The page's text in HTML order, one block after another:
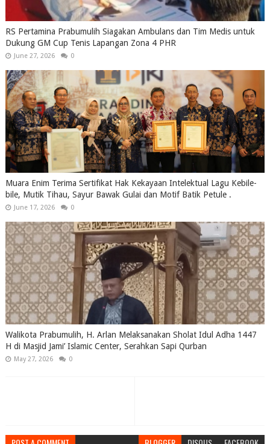
RS Pertamina Prabumulih Siagakan Ambulans dan Tim Medis untuk
Dukung GM Cup Tenis Lapangan Zona 4 PHR
June 27, 2026 0
Muara Enim Terima Sertifikat Hak Kekayaan Intelektual Lagu Kebile-
bile, Mutik Tihau, Sayur Bawak Gulai dan Motif Batik Petule .
June 17, 2026 0
Walikota Prabumulih, H. Arlan Melaksanakan Sholat Idul Adha 1447
H di Masjid Jami’ Islamic Center, Serahkan Sapi Qurban
May 27, 2026 0